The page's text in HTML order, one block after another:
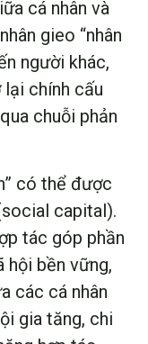
cá nhân và
gieo “nhân
người khác,
chính cấu
chuỗi phản
có thể được
capital).
tác góp phần
hội bền vững,
các cá nhân
gia tăng, chi